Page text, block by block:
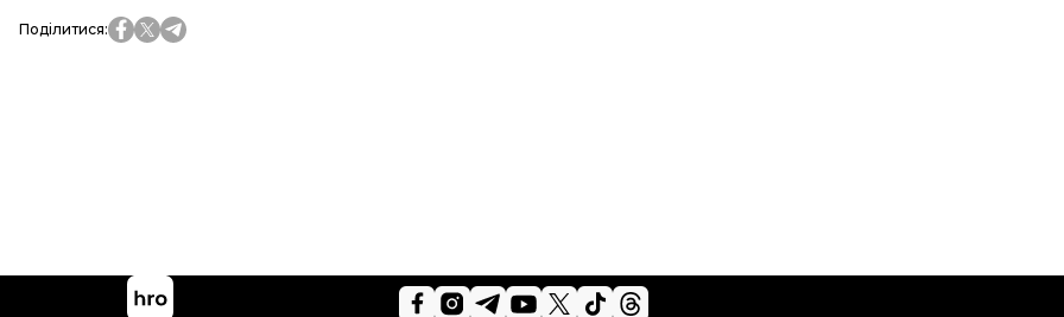
Поділитися: